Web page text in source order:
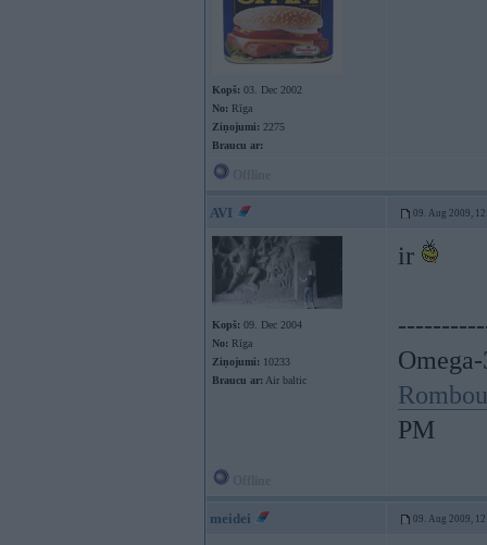
Kopš: 03. Dec 2002
No: Rīga
Ziņojumi: 2275
Braucu ar:
AVI 09. Aug 2009,
Kopš: 09. Dec 2004
No: Rīga
Ziņojumi: 10233
Braucu ar: Air baltic
ir
PM
meidei 09. Aug 2009,